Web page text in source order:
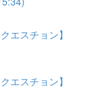
エスチョン】
エスチョン】